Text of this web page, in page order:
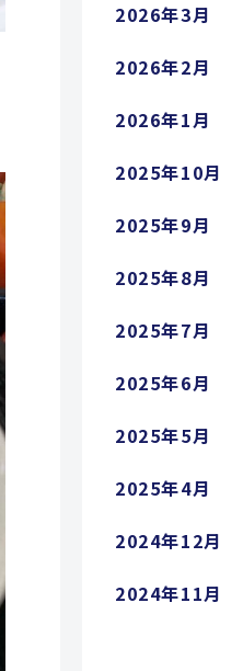
2026年3月
2026年2月
2026年1月
2025年10月
2025年9月
2025年8月
2025年7月
2025年6月
2025年5月
2025年4月
2024年12月
2024年11月